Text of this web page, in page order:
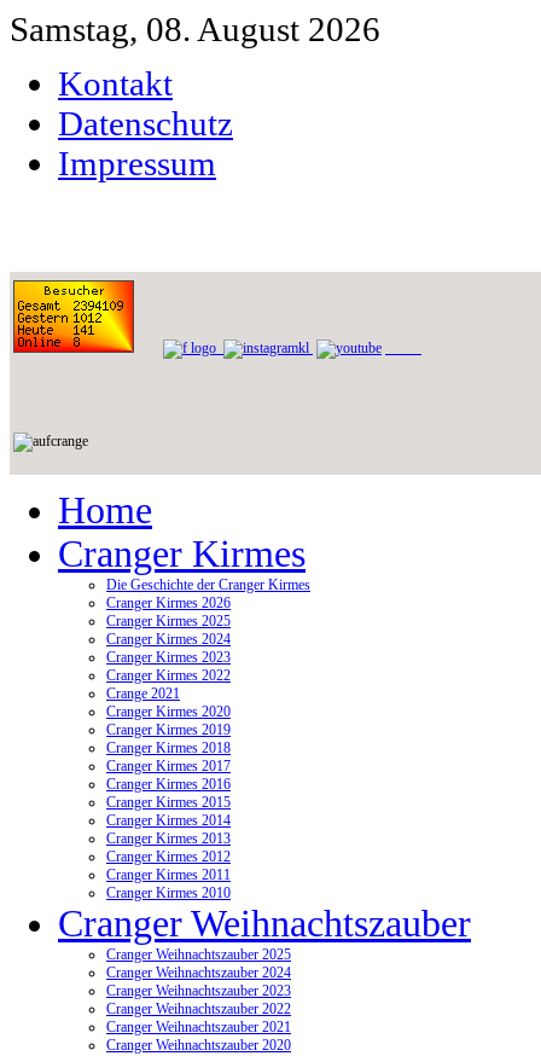
Samstag, 08. August 2026
Kontakt
Datenschutz
Impressum
Home
Cranger Kirmes
Die Geschichte der Cranger Kirmes
Cranger Kirmes 2026
Cranger Kirmes 2025
Cranger Kirmes 2024
Cranger Kirmes 2023
Cranger Kirmes 2022
Crange 2021
Cranger Kirmes 2020
Cranger Kirmes 2019
Cranger Kirmes 2018
Cranger Kirmes 2017
Cranger Kirmes 2016
Cranger Kirmes 2015
Cranger Kirmes 2014
Cranger Kirmes 2013
Cranger Kirmes 2012
Cranger Kirmes 2011
Cranger Kirmes 2010
Cranger Weihnachtszauber
Cranger Weihnachtszauber 2025
Cranger Weihnachtszauber 2024
Cranger Weihnachtszauber 2023
Cranger Weihnachtszauber 2022
Cranger Weihnachtszauber 2021
Cranger Weihnachtszauber 2020